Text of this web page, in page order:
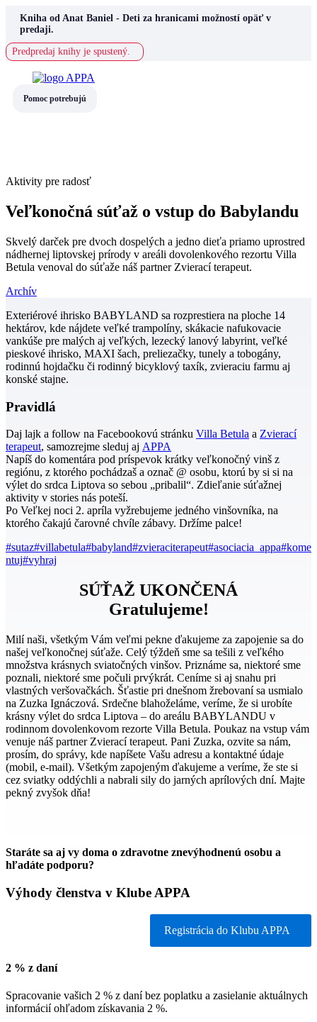
content
Kniha od Anat Baniel - Deti za hranicami možností opäť v
predaji.
Predpredaj knihy je spustený.
Pomoc potrebujú
Aktivity pre radosť
Veľkonočná súťaž o vstup do Babylandu
Skvelý darček pre dvoch dospelých a jedno dieťa priamo uprostred
nádhernej liptovskej prírody v areáli dovolenkového rezortu Villa
Betula venoval do súťaže náš partner Zvierací terapeut.
Archív
Exteriérové ihrisko BABYLAND sa rozprestiera na ploche 14
hektárov, kde nájdete veľké trampolíny, skákacie nafukovacie
vankúše pre malých aj veľkých, lezecký lanový labyrint, veľké
pieskové ihrisko, MAXI šach, preliezačky, tunely a tobogány,
rodinnú hojdačku či rodinný bicyklový taxík, zvieraciu farmu aj
konské stajne.
Pravidlá
Daj lajk a follow na Facebookovú stránku Villa Betula a Zvierací
terapeut, samozrejme sleduj aj APPA
Napíš do komentára pod príspevok krátky veľkonočný vinš z
regiónu, z ktorého pochádzaš a označ @ osobu, ktorú by si si na
výlet do srdca Liptova so sebou „pribalil“. Zdieľanie súťažnej
aktivity v stories nás poteší.
Po Veľkej noci 2. apríla vyžrebujeme jedného vinšovníka, na
ktorého čakajú čarovné chvíle zábavy. Držíme palce!
#sutaz#villabetula#babyland#zvieraciterapeut#asociacia_appa#kome
ntuj#vyhraj
SÚŤAŽ UKONČENÁ
Gratulujeme!
Milí naši, všetkým Vám veľmi pekne ďakujeme za zapojenie sa do
našej veľkonočnej súťaže. Celý týždeň sme sa tešili z veľkého
množstva krásnych sviatočných vinšov. Priznáme sa, niektoré sme
poznali, niektoré sme počuli prvýkrát. Ceníme si aj snahu pri
vlastných veršovačkách. Šťastie pri dnešnom žrebovaní sa usmialo
na Zuzka Ignáczová. Srdečne blahoželáme, veríme, že si urobíte
krásny výlet do srdca Liptova – do areálu BABYLANDU v
rodinnom dovolenkovom rezorte Villa Betula. Poukaz na vstup vám
venuje náš partner Zvierací terapeut. Pani Zuzka, ozvite sa nám,
prosím, do správy, kde napíšete Vašu adresu a kontaktné údaje
(mobil, e-mail). Všetkým zapojeným ďakujeme a veríme, že ste si
cez sviatky oddýchli a nabrali sily do jarných aprílových dní. Majte
pekný zvyšok dňa!
Staráte sa aj vy doma o zdravotne znevýhodnenú osobu a
hľadáte podporu?
Výhody členstva v Klube APPA
Registrácia do Klubu APPA
2 % z daní
Spracovanie vašich 2 % z daní bez poplatku a zasielanie aktuálnych
informácií ohľadom získavania 2 %.